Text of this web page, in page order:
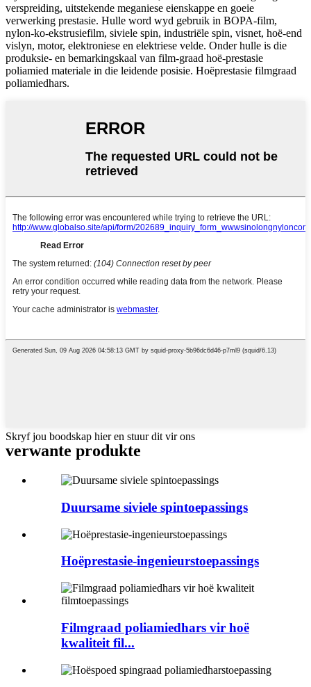
verspreiding, uitstekende meganiese eienskappe en goeie
verwerking prestasie. Hulle word wyd gebruik in BOPA-film,
nylon-ko-ekstrusiefilm, siviele spin, industriële spin, visnet, hoë-end
vislyn, motor, elektroniese en elektriese velde. Onder hulle is die
produksie- en bemarkingskaal van film-graad hoë-prestasie
poliamied materiale in die leidende posisie. Hoëprestasie filmgraad
poliamiedhars.
Skryf jou boodskap hier en stuur dit vir ons
verwante produkte
Duursame siviele spintoepassings
Hoëprestasie-ingenieurstoepassings
Filmgraad poliamiedhars vir hoë
kwaliteit fil...